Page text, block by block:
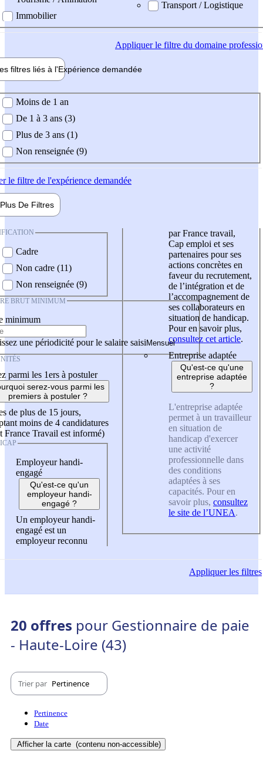
Immobilier
Transport / Logistique
Appliquerle filtre du domaine
filtres liés à l'Expérience demandée
demandée
Moins de 1 an
De 1 à 3 ans (3)
Plus de 3 ans (1)
Non renseignée (9)
le filtre de l'expérience demandée
Plus De Filtres
Cadre
Non cadre (11)
Non renseignée (9)
BRUT MINIMUM
minimum
une périodicité pour le salaire saisi
parmi les 1ers à postuler
serez-vous parmi les
premiers à postuler ?
de plus de 15 jours,
moins de 4 candidatures
France Travail est informé)
Employeur handi-
engagé
Qu'est-ce qu'un
employeur handi-
engagé ?
Un employeur handi-
engagé est un
employeur reconnu
par France travail,
Cap emploi et ses
partenaires pour ses
actions concrètes en
faveur du recrutement,
de l’intégration et de
l’accompagnement de
ses collaborateurs en
situation de handicap.
Pour en savoir plus,
consultez cet article.
Entreprise adaptée
Qu'est-ce qu'une
entreprise adaptée
?
L'entreprise adaptée
permet à un travailleur
en situation de
handicap d'exercer
une activité
professionnelle dans
des conditions
adaptées à ses
capacités. Pour en
savoir plus, consultez
le site de l’UNEA.
Appliquerles filtres
20 offres pour Gestionnaire de paie
- Haute-Loire (43)
Trier par Pertinence
Pertinence
Date
Afficher la carte (contenu non-accessible)